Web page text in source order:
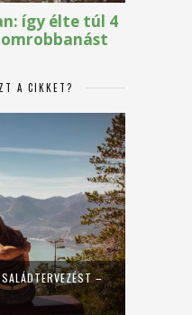
A CIKKET?
–